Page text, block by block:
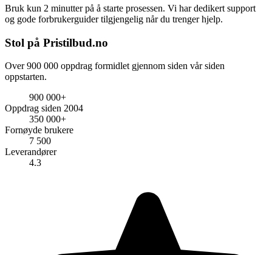
Bruk kun 2 minutter på å starte prosessen. Vi har dedikert support
og gode forbrukerguider tilgjengelig når du trenger hjelp.
Stol på Pristilbud.no
Over 900 000 oppdrag formidlet gjennom siden vår siden
oppstarten.
900 000+
Oppdrag siden 2004
350 000+
Fornøyde brukere
7 500
Leverandører
4.3